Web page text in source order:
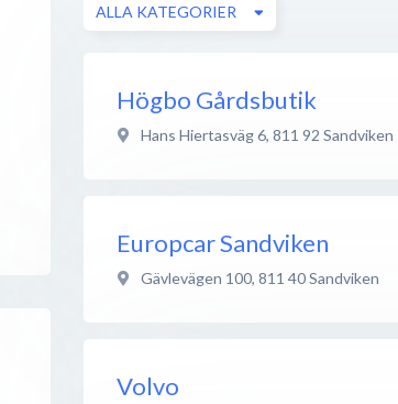
ALLA KATEGORIER
Högbo Gårdsbutik
Hans Hiertasväg 6, 811 92 Sandviken
Europcar Sandviken
Gävlevägen 100, 811 40Sandviken
Volvo